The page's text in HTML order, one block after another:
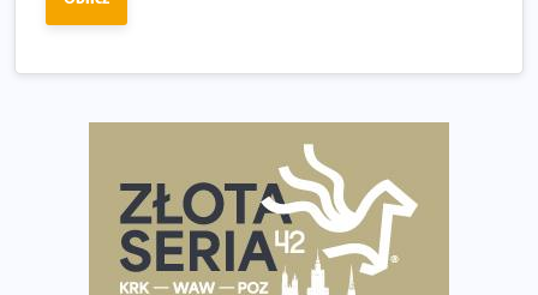
Wystartuje rekordowa liczba uczestników
poradnik przed startem
Ile razy w tygodniu biegać? 3 treningi wystarczą? Jak
często biegać, żeby robić postępy
Już w ten weekend! Przed nami Nocny Portowy Maraton
i Półmaraton Szczeciński. Wszystko, co warto wiedzieć
European Marathon Classics – jak zweryfikować swój